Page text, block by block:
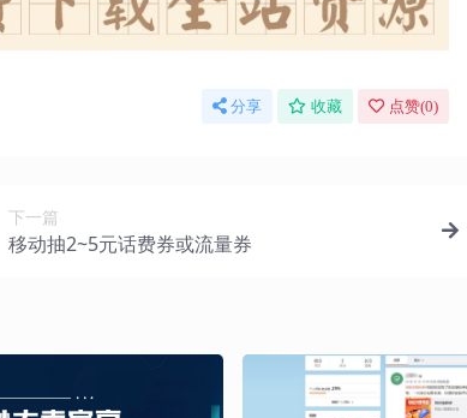
分享 收藏 点赞(0)
下一篇
移动抽2~5元话费券或流量券